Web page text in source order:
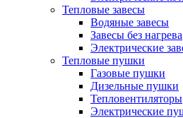
Тепловые завесы
Водяные завесы
Завесы без нагрева
Электрические
Тепловые пушки
Газовые пушки
Дизельные пушки
Тепловентиляторы
Электрические